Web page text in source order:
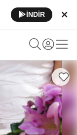
İNDİR